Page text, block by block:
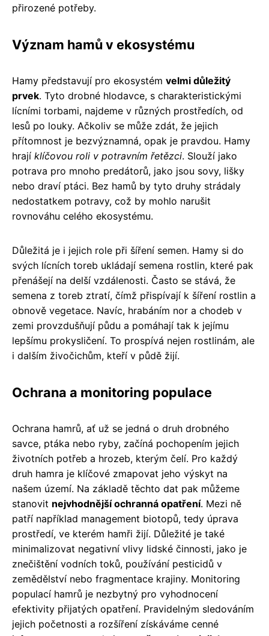
přirozené potřeby.
Význam hamů v ekosystému
Hamy představují pro ekosystém velmi důležitý
prvek. Tyto drobné hlodavce, s charakteristickými
lícními torbami, najdeme v různých prostředích, od
lesů po louky. Ačkoliv se může zdát, že jejich
přítomnost je bezvýznamná, opak je pravdou. Hamy
hrají klíčovou roli v potravním řetězci. Slouží jako
potrava pro mnoho predátorů, jako jsou sovy, lišky
nebo draví ptáci. Bez hamů by tyto druhy strádaly
nedostatkem potravy, což by mohlo narušit
rovnováhu celého ekosystému.
Důležitá je i jejich role při šíření semen. Hamy si do
svých lícních toreb ukládají semena rostlin, které pak
přenášejí na delší vzdálenosti. Často se stává, že
semena z toreb ztratí, čímž přispívají k šíření rostlin a
obnově vegetace. Navíc, hrabáním nor a chodeb v
zemi provzdušňují půdu a pomáhají tak k jejímu
lepšímu prokysličení. To prospívá nejen rostlinám, ale
i dalším živočichům, kteří v půdě žijí.
Ochrana a monitoring populace
Ochrana hamrů, ať už se jedná o druh drobného
savce, ptáka nebo ryby, začíná pochopením jejich
životních potřeb a hrozeb, kterým čelí. Pro každý
druh hamra je klíčové zmapovat jeho výskyt na
našem území. Na základě těchto dat pak můžeme
stanovit nejvhodnější ochranná opatření. Mezi ně
patří například management biotopů, tedy úprava
prostředí, ve kterém hamři žijí. Důležité je také
minimalizovat negativní vlivy lidské činnosti, jako je
znečištění vodních toků, používání pesticidů v
zemědělství nebo fragmentace krajiny. Monitoring
populací hamrů je nezbytný pro vyhodnocení
efektivity přijatých opatření. Pravidelným sledováním
jejich početnosti a rozšíření získáváme cenné